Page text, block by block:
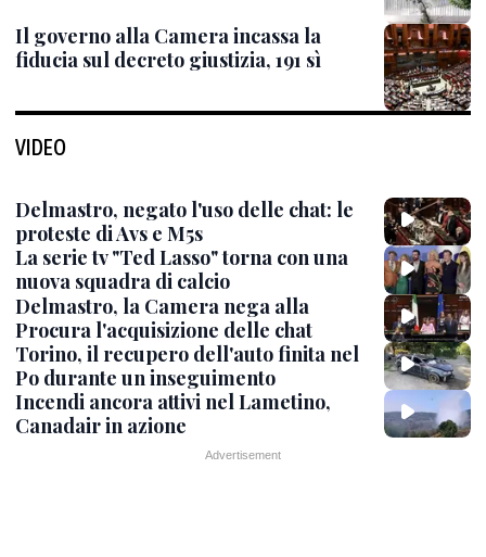
Il governo alla Camera incassa la
fiducia sul decreto giustizia, 191 sì
VIDEO
Delmastro, negato l'uso delle chat: le
proteste di Avs e M5s
La serie tv "Ted Lasso" torna con una
nuova squadra di calcio
Delmastro, la Camera nega alla
Procura l'acquisizione delle chat
Torino, il recupero dell'auto finita nel
Po durante un inseguimento
Incendi ancora attivi nel Lametino,
Canadair in azione